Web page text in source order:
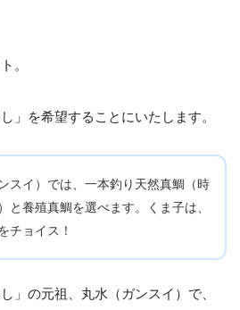
。
」を希望することにいたします。
スイ）では、一本釣り天然真鯛（時
と養殖真鯛を選べます。くま子は、
チョイス！
」の元祖、丸水（ガンスイ）で、